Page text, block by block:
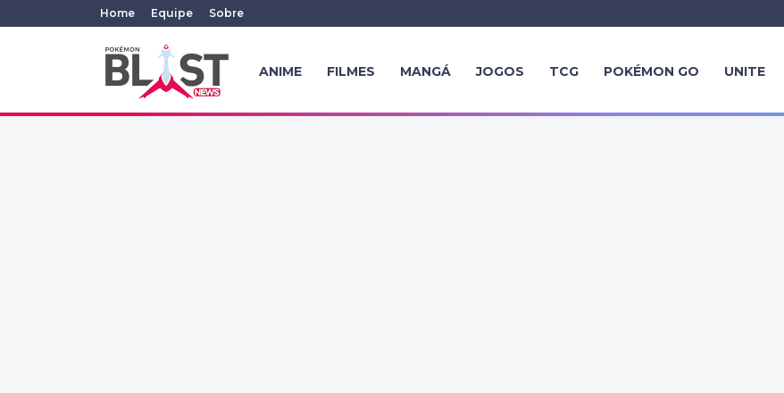
Home Equipe Sobre
ANIME FILMES MANGÁ JOGOS TCG POKÉMON GO UNITE